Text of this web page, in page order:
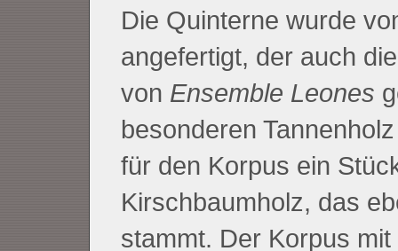
Die Quinterne wurde
angefertigt, der auch
von Ensemble Leones
besonderen
für den Korpus ein
Kirschbaumholz, das
stammt. Der Korpus